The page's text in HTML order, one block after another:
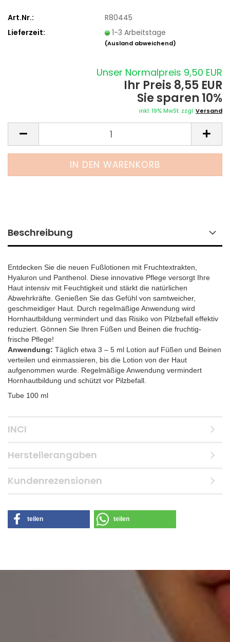
Art.Nr.:
R80445
Lieferzeit:
1-3 Arbeitstage
(Ausland abweichend)
Unser Normalpreis 9,50 EUR
Ihr Preis 8,55 EUR
Sie sparen 10%
inkl. 19% MwSt. zzgl.Versand
Beschreibung
Entdecken Sie die neuen Fußlotionen mit Fruchtextrakten,
Hyaluron und Panthenol. Diese innovative Pflege versorgt Ihre
Haut intensiv mit Feuchtigkeit und stärkt die natürlichen
Abwehrkräfte. Genießen Sie das Gefühl von samtweicher,
geschmeidiger Haut. Durch regelmäßige Anwendung wird
Hornhautbildung vermindert und das Risiko von Pilzbefall effektiv
reduziert. Gönnen Sie Ihren Füßen und Beinen die fruchtig-
frische Pflege!
Anwendung: Täglich etwa 3 – 5 ml Lotion auf Füßen und Beinen
verteilen und einmassieren, bis die Lotion von der Haut
aufgenommen wurde. Regelmäßige Anwendung vermindert
Hornhautbildung und schützt vor Pilzbefall.
Tube 100 ml
INCI
Herstellerangaben
Kundenrezensionen
teilen teilen